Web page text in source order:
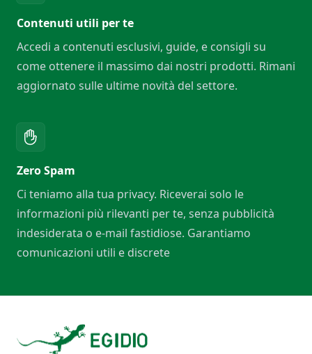
Contenuti utili per te
Accedi a contenuti esclusivi, guide, e consigli su
come ottenere il massimo dai nostri prodotti. Rimani
aggiornato sulle ultime novità del settore.
Zero Spam
Ci teniamo alla tua privacy. Riceverai solo le
informazioni più rilevanti per te, senza pubblicità
indesiderata o e-mail fastidiose. Garantiamo
comunicazioni utili e discrete